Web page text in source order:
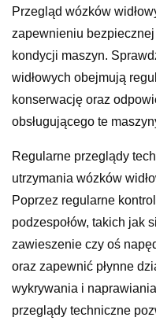
Przegląd wózków
zapewnieniu
kondycji maszyn.
widłowych obejmują
konserwację oraz
obsługującego te
Regularne przeglądy
utrzymania wózków
Poprzez regularne
podzespołów, takich jak
zawieszenie czy oś
oraz zapewnić płynne
wykrywania i
przeglądy techniczne